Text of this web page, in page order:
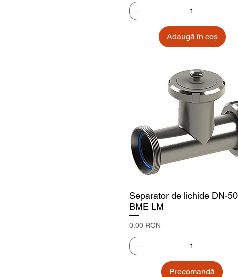
Adaugă în coș
Separator de lichide DN-50
BME LM
Preț
0,00 RON
Precomandă